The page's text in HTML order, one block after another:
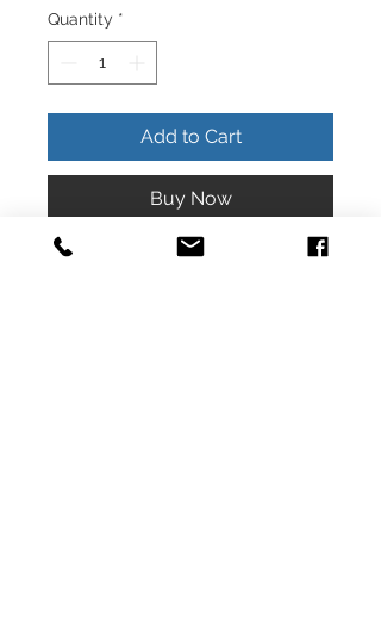
Quantity *
Add to Cart
Buy Now